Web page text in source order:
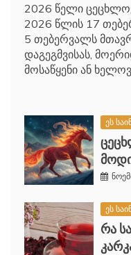
2026 წელი
2026 წლის 17
5 თებერვალს
დაგეგმვისას,
მოსაწყენი ან
ეს
ეს
რა